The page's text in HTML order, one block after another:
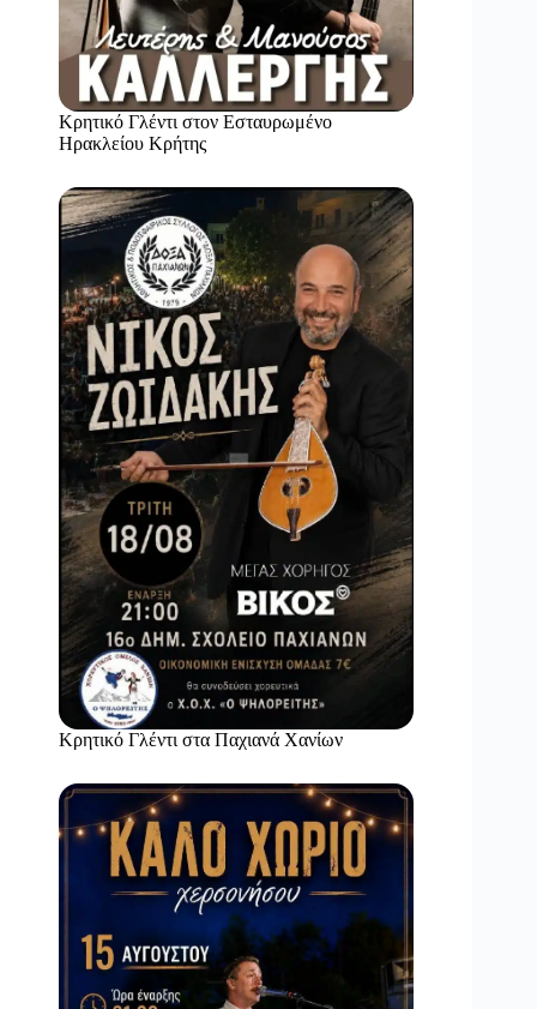
Κρητικό Γλέντι στον Εσταυρωμένο
Ηρακλείου Κρήτης
Κρητικό Γλέντι στα Παχιανά Χανίων